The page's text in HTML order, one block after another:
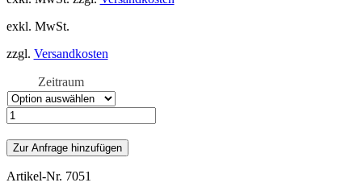
exkl. MwSt.
zzgl. Versandkosten
Zeitraum
Stehtischhusse
inkl.
Schleife
Menge
Zur Anfrage hinzufügen
Artikel-Nr. 7051